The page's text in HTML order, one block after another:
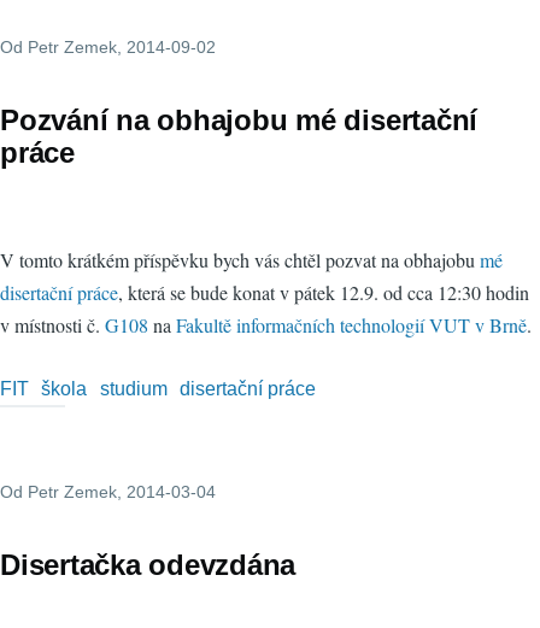
Od Petr Zemek, 2014-09-02
Pozvání na obhajobu mé disertační
práce
V tomto krátkém příspěvku bych vás chtěl pozvat na obhajobu mé
disertační práce, která se bude konat v pátek 12.9. od cca 12:30 hodin
v místnosti č. G108 na Fakultě informačních technologií VUT v Brně.
FIT škola studium disertační práce
Od Petr Zemek , 2014-03-04
Disertačka odevzdána